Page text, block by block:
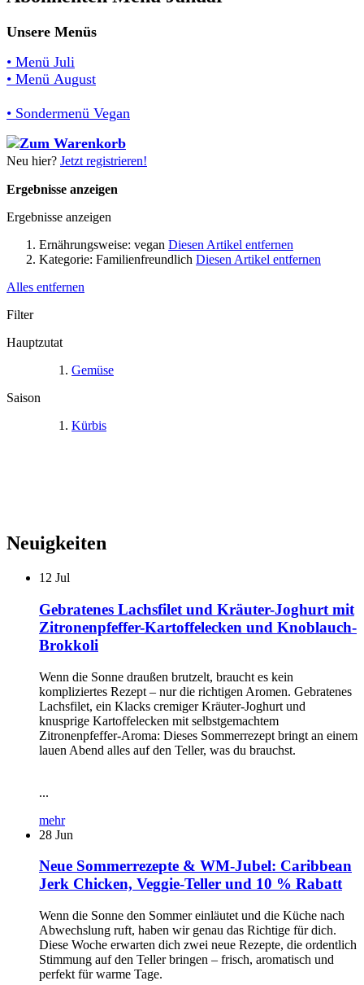
Unsere Menüs
• Menü Juli
• Menü August
• Sondermenü Vegan
Neu hier? Jetzt registrieren!
Ergebnisse anzeigen
Ergebnisse anzeigen
Ernährungsweise: vegan Diesen Artikel entfernen
Kategorie: Familienfreundlich Diesen Artikel entfernen
Alles entfernen
Filter
Hauptzutat
Gemüse
Saison
Kürbis
Neuigkeiten
12 Jul
Gebratenes Lachsfilet und Kräuter-Joghurt mit
Zitronenpfeffer-Kartoffelecken und Knoblauch-
Brokkoli
Wenn die Sonne draußen brutzelt, braucht es kein
kompliziertes Rezept – nur die richtigen Aromen. Gebratenes
Lachsfilet, ein Klacks cremiger Kräuter-Joghurt und
knusprige Kartoffelecken mit selbstgemachtem
Zitronenpfeffer-Aroma: Dieses Sommerrezept bringt an einem
lauen Abend alles auf den Teller, was du brauchst.
...
mehr
28 Jun
Neue Sommerrezepte & WM-Jubel: Caribbean
Jerk Chicken, Veggie-Teller und 10 % Rabatt
Wenn die Sonne den Sommer einläutet und die Küche nach
Abwechslung ruft, haben wir genau das Richtige für dich.
Diese Woche erwarten dich zwei neue Rezepte, die ordentlich
Stimmung auf den Teller bringen – frisch, aromatisch und
perfekt für warme Tage.